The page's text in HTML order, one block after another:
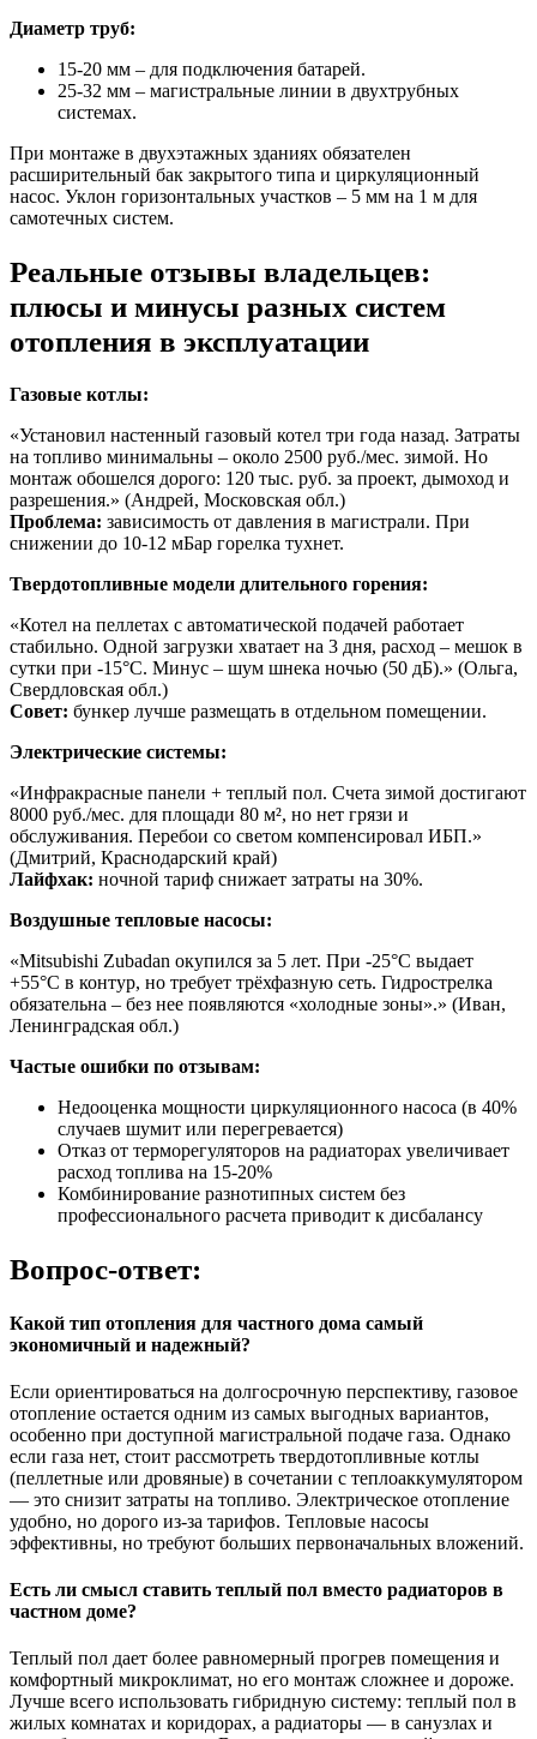
Диаметр труб:
15-20 мм – для подключения батарей.
25-32 мм – магистральные линии в двухтрубных
системах.
При монтаже в двухэтажных зданиях обязателен
расширительный бак закрытого типа и циркуляционный
насос. Уклон горизонтальных участков – 5 мм на 1 м для
самотечных систем.
Реальные отзывы владельцев:
плюсы и минусы разных систем
отопления в эксплуатации
Газовые котлы:
«Установил настенный газовый котел три года назад. Затраты
на топливо минимальны – около 2500 руб./мес. зимой. Но
монтаж обошелся дорого: 120 тыс. руб. за проект, дымоход и
разрешения.» (Андрей, Московская обл.)
Проблема: зависимость от давления в магистрали. При
снижении до 10-12 мБар горелка тухнет.
Твердотопливные модели длительного горения:
«Котел на пеллетах с автоматической подачей работает
стабильно. Одной загрузки хватает на 3 дня, расход – мешок в
сутки при -15°C. Минус – шум шнека ночью (50 дБ).» (Ольга,
Свердловская обл.)
Совет: бункер лучше размещать в отдельном помещении.
Электрические системы:
«Инфракрасные панели + теплый пол. Счета зимой достигают
8000 руб./мес. для площади 80 м², но нет грязи и
обслуживания. Перебои со светом компенсировал ИБП.»
(Дмитрий, Краснодарский край)
Лайфхак: ночной тариф снижает затраты на 30%.
Воздушные тепловые насосы:
«Mitsubishi Zubadan окупился за 5 лет. При -25°C выдает
+55°C в контур, но требует трёхфазную сеть. Гидрострелка
обязательна – без нее появляются «холодные зоны».» (Иван,
Ленинградская обл.)
Частые ошибки по отзывам:
Недооценка мощности циркуляционного насоса (в 40%
случаев шумит или перегревается)
Отказ от терморегуляторов на радиаторах увеличивает
расход топлива на 15-20%
Комбинирование разнотипных систем без
профессионального расчета приводит к дисбалансу
Вопрос-ответ:
Какой тип отопления для частного дома самый
экономичный и надежный?
Если ориентироваться на долгосрочную перспективу, газовое
отопление остается одним из самых выгодных вариантов,
особенно при доступной магистральной подаче газа. Однако
если газа нет, стоит рассмотреть твердотопливные котлы
(пеллетные или дровяные) в сочетании с теплоаккумулятором
— это снизит затраты на топливо. Электрическое отопление
удобно, но дорого из-за тарифов. Тепловые насосы
эффективны, но требуют больших первоначальных вложений.
Есть ли смысл ставить теплый пол вместо радиаторов в
частном доме?
Теплый пол дает более равномерный прогрев помещения и
комфортный микроклимат, но его монтаж сложнее и дороже.
Лучше всего использовать гибридную систему: теплый пол в
жилых комнатах и коридорах, а радиаторы — в санузлах и